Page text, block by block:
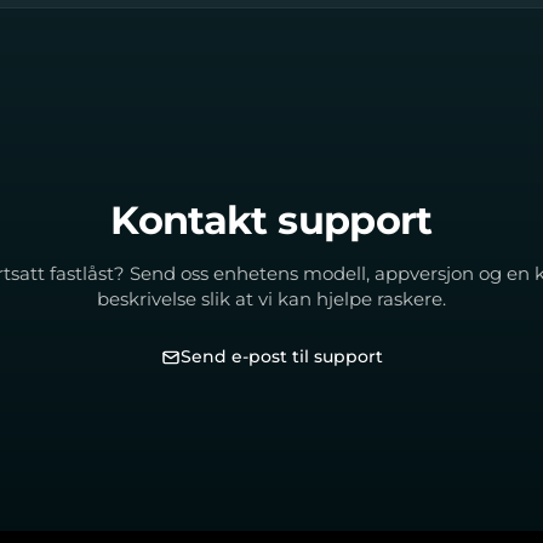
Kontakt support
fastlåst? Send oss enhetens modell, appversjon og en
beskrivelse slik at vi kan hjelpe raskere.
Send e-post til support